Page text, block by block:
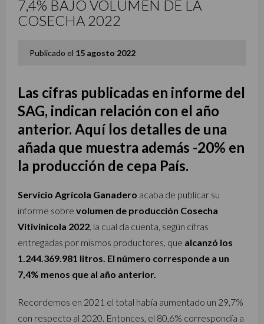
7,4% BAJÓ VOLUMEN DE LA
COSECHA 2022
Publicado el 15 agosto 2022
Las cifras publicadas en informe del
SAG, indican relación con el año
anterior. Aquí los detalles de una
añada que muestra además -20% en
la producción de cepa País.
Servicio Agrícola Ganadero acaba de publicar su
informe sobre volumen de producción Cosecha
Vitivinícola 2022 , la cual da cuenta, según cifras
entregadas por mismos productores, que alcanzó los
1.244.369.981 litros. El número corresponde a un
7,4% menos que al año anterior.
Recordemos en 2021 el total había aumentado un 29,7%
con respecto al 2020. Entonces, el 80,6% correspondía a